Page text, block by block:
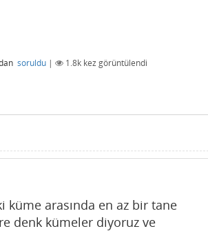
soruldu | 1.8k kez görüntülendi
arasında en az bir tane
denk kümeler diyoruz ve